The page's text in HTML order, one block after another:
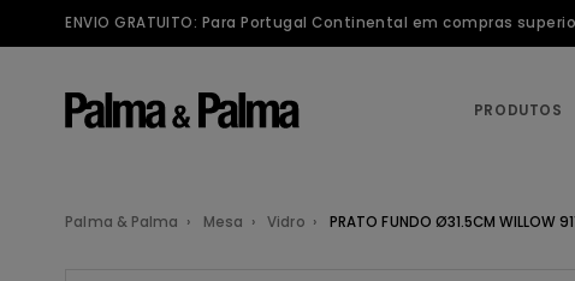
ENVIO GRATUITO: Para Portugal Continental em compras
PRODUTOS
Palma & Palma Mesa Vidro PRATO FUNDO Ø31.5CM WILLOW